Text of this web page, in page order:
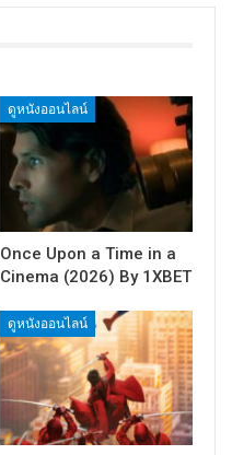
ดูหนังออนไลน์
Once Upon a Time in a
Cinema (2026) By 1XBET
ดูหนังออนไลน์